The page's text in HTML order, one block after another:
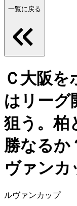
一覧に戻る
Ｃ大阪
はリーグ
狙う。柏
勝なるか
ヴァンカ
ルヴァンカップ